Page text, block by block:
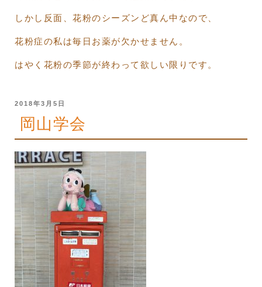
しかし反面、花粉のシーズンど真ん中なので、
花粉症の私は毎日お薬が欠かせません。
はやく花粉の季節が終わって欲しい限りです。
投
日:
2018年3月5日
岡山学会